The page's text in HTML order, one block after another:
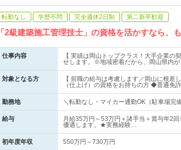
転勤なし 学歴不問 完全週休2日制 第二新卒歓迎
「2級建築施工管理技士」の資格を活かすなら
仕事内容
【 実績は岡山トップクラス！大手企業
せします。※地域密着だから、岡山県内が
対象となる方
【 前職の給与は考慮します／岡山に根
（仕上げ）の資格をお持ちの方 ◆普通免許
勤務地 ＼転勤なし・マイカー通勤OK（駐車場
給与
月給35万円～53万円＋諸手当＋賞与年2
優遇します。★実務経験…
初年度年収 550万円～730万円